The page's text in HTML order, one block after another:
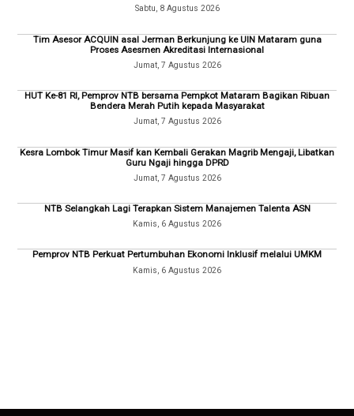
Sabtu, 8 Agustus 2026
Tim Asesor ACQUIN asal Jerman Berkunjung ke UIN Mataram guna
Proses Asesmen Akreditasi Internasional
Jumat, 7 Agustus 2026
HUT Ke-81 RI, Pemprov NTB bersama Pempkot Mataram Bagikan Ribuan
Bendera Merah Putih kepada Masyarakat
Jumat, 7 Agustus 2026
Kesra Lombok Timur Masif kan Kembali Gerakan Magrib Mengaji, Libatkan
Guru Ngaji hingga DPRD
Jumat, 7 Agustus 2026
NTB Selangkah Lagi Terapkan Sistem Manajemen Talenta ASN
Kamis, 6 Agustus 2026
Pemprov NTB Perkuat Pertumbuhan Ekonomi Inklusif melalui UMKM
Kamis, 6 Agustus 2026